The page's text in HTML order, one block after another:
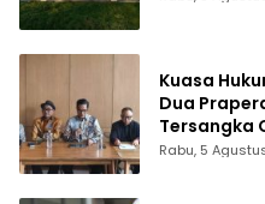
Kuasa
Dua
Tersangka
Rabu, 5